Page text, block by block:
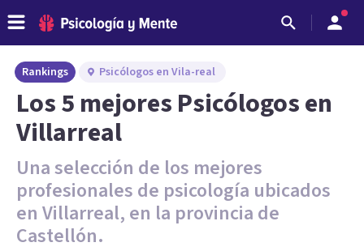
Rankings Psicólogos en Vila-real
Los 5 mejores Psicólogos en
Villarreal
Una selección de los mejores
profesionales de psicología ubicados
en Villarreal, en la provincia de
Castellón.